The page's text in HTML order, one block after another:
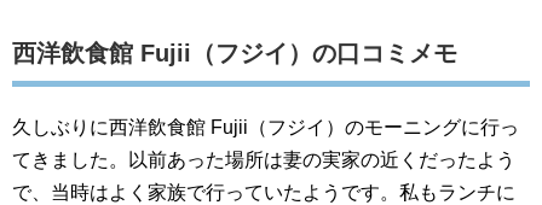
西洋飲食館 Fujii（フジイ）の口コミメモ
久しぶりに西洋飲食館 Fujii（フジイ）のモーニングに行っ
てきました。以前あった場所は妻の実家の近くだったよう
で、当時はよく家族で行っていたようです。私もランチに